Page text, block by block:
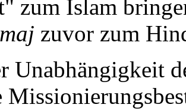
zum Islam
zuvor zum
Unabhängigkeit